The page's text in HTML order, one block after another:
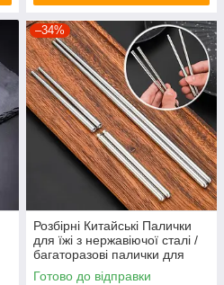
–34%
Розбірні Китайські Палички
для їжі з нержавіючої сталі /
багаторазові палички для
суші / 1 пара
Готово до відправки